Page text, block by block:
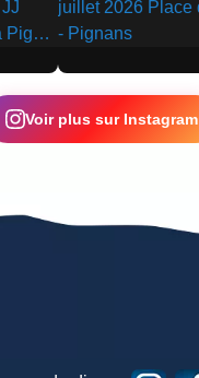
▶
Voir plus sur Instagram